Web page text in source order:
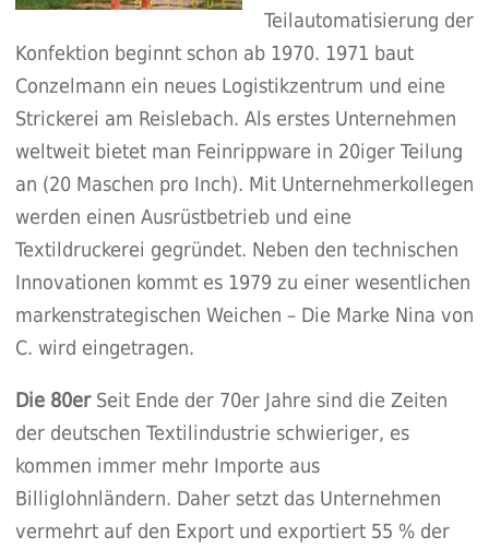
Teilautomatisierung der
Konfektion beginnt schon ab 1970. 1971 baut
Conzelmann ein neues Logistikzentrum und eine
Strickerei am Reislebach. Als erstes Unternehmen
weltweit bietet man Feinrippware in 20iger Teilung
an (20 Maschen pro Inch). Mit Unternehmerkollegen
werden einen Ausrüstbetrieb und eine
Textildruckerei gegründet. Neben den technischen
Innovationen kommt es 1979 zu einer wesentlichen
markenstrategischen Weichen – Die Marke Nina von
C. wird eingetragen.
Die 80er Seit Ende der 70er Jahre sind die Zeiten
der deutschen Textilindustrie schwieriger, es
kommen immer mehr Importe aus
Billiglohnländern. Daher setzt das Unternehmen
vermehrt auf den Export und exportiert 55 % der